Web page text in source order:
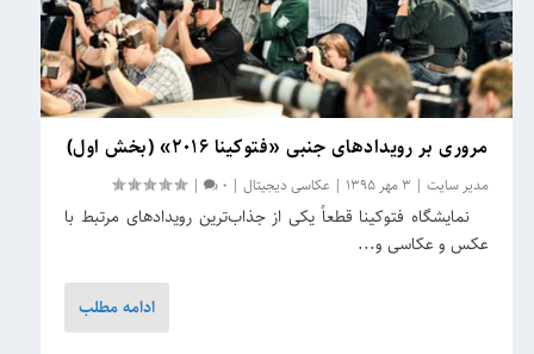
مروری بر رویدادهای جنبی «فتوکینا ۲۰۱۶» (بخش اول)
مدیر سایت | 3 مهر 1395 |عکاسی دیجیتال |
0
|
نمایشگاه فتوکینا قطعاً یکی از جذاب‌ترین رویدادهای مرتبط با
عکس و عکاسی و...
ادامه مطلب